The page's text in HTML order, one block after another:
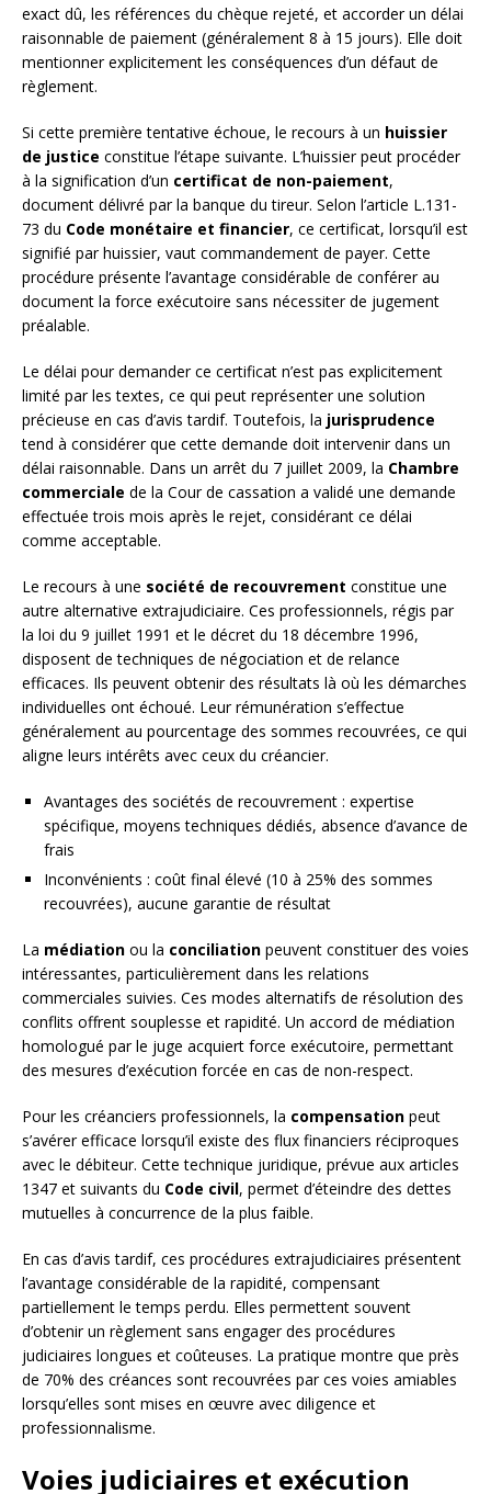
exact dû, les références du chèque rejeté, et accorder un délai
raisonnable de paiement (généralement 8 à 15 jours). Elle doit
mentionner explicitement les conséquences d’un défaut de
règlement.
Si cette première tentative échoue, le recours à un huissier
de justice constitue l’étape suivante. L’huissier peut procéder
à la signification d’un certificat de non-paiement,
document délivré par la banque du tireur. Selon l’article L.131-
73 du Code monétaire et financier, ce certificat, lorsqu’il est
signifié par huissier, vaut commandement de payer. Cette
procédure présente l’avantage considérable de conférer au
document la force exécutoire sans nécessiter de jugement
préalable.
Le délai pour demander ce certificat n’est pas explicitement
limité par les textes, ce qui peut représenter une solution
précieuse en cas d’avis tardif. Toutefois, la jurisprudence
tend à considérer que cette demande doit intervenir dans un
délai raisonnable. Dans un arrêt du 7 juillet 2009, la Chambre
commerciale de la Cour de cassation a validé une demande
effectuée trois mois après le rejet, considérant ce délai
comme acceptable.
Le recours à une société de recouvrement constitue une
autre alternative extrajudiciaire. Ces professionnels, régis par
la loi du 9 juillet 1991 et le décret du 18 décembre 1996,
disposent de techniques de négociation et de relance
efficaces. Ils peuvent obtenir des résultats là où les démarches
individuelles ont échoué. Leur rémunération s’effectue
généralement au pourcentage des sommes recouvrées, ce qui
aligne leurs intérêts avec ceux du créancier.
Avantages des sociétés de recouvrement : expertise
spécifique, moyens techniques dédiés, absence d’avance de
frais
Inconvénients : coût final élevé (10 à 25% des sommes
recouvrées), aucune garantie de résultat
La médiation ou la conciliation peuvent constituer des voies
intéressantes, particulièrement dans les relations
commerciales suivies. Ces modes alternatifs de résolution des
conflits offrent souplesse et rapidité. Un accord de médiation
homologué par le juge acquiert force exécutoire, permettant
des mesures d’exécution forcée en cas de non-respect.
Pour les créanciers professionnels, la compensation peut
s’avérer efficace lorsqu’il existe des flux financiers réciproques
avec le débiteur. Cette technique juridique, prévue aux articles
1347 et suivants du Code civil, permet d’éteindre des dettes
mutuelles à concurrence de la plus faible.
En cas d’avis tardif, ces procédures extrajudiciaires présentent
l’avantage considérable de la rapidité, compensant
partiellement le temps perdu. Elles permettent souvent
d’obtenir un règlement sans engager des procédures
judiciaires longues et coûteuses. La pratique montre que près
de 70% des créances sont recouvrées par ces voies amiables
lorsqu’elles sont mises en œuvre avec diligence et
professionnalisme.
Voies judiciaires et exécution